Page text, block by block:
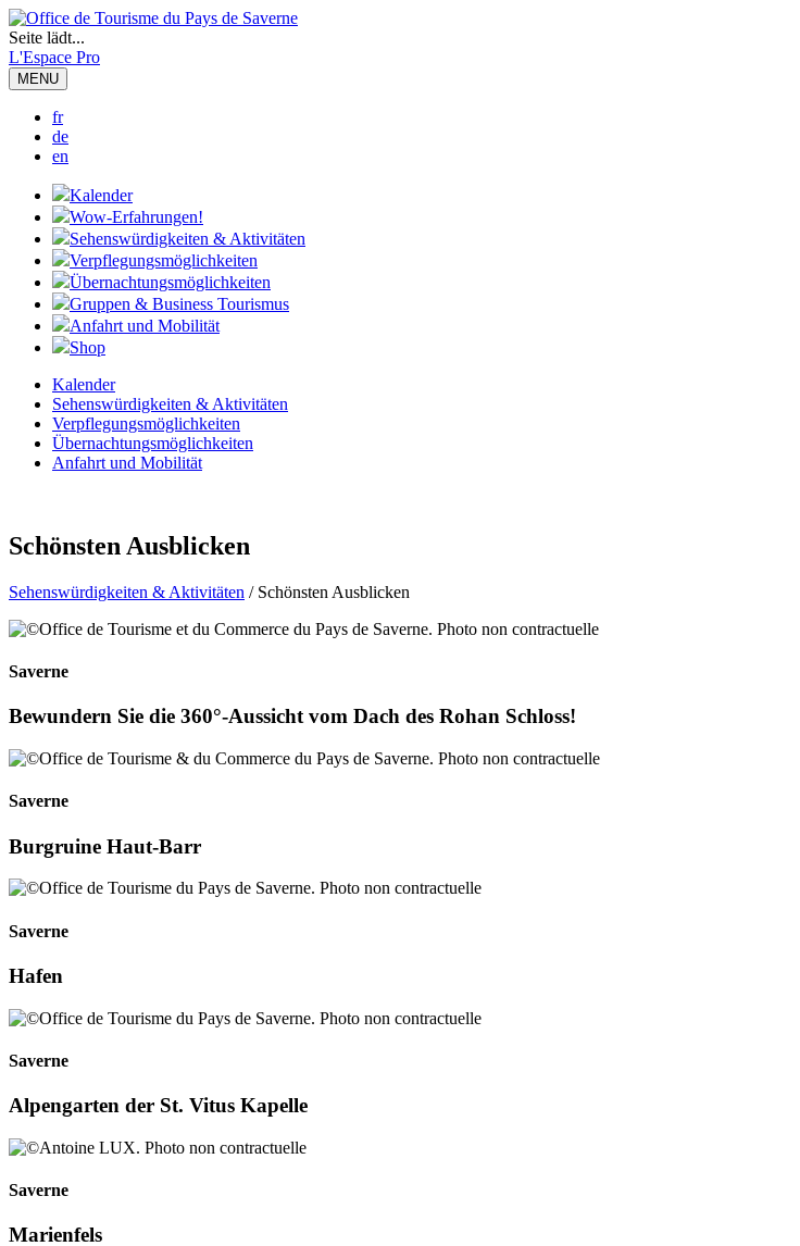
Seite lädt...
L'Espace Pro
MENU
fr
de
en
Kalender
Wow-Erfahrungen!
Sehenswürdigkeiten & Aktivitäten
Verpflegungsmöglichkeiten
Übernachtungsmöglichkeiten
Gruppen & Business Tourismus
Anfahrt und Mobilität
Shop
Kalender
Sehenswürdigkeiten & Aktivitäten
Verpflegungsmöglichkeiten
Übernachtungsmöglichkeiten
Anfahrt und Mobilität
Schönsten Ausblicken
Sehenswürdigkeiten & Aktivitäten / Schönsten Ausblicken
Saverne
Bewundern Sie die 360°-Aussicht vom Dach des Rohan Schloss!
Saverne
Burgruine Haut-Barr
Saverne
Hafen
Saverne
Alpengarten der St. Vitus Kapelle
Saverne
Marienfels